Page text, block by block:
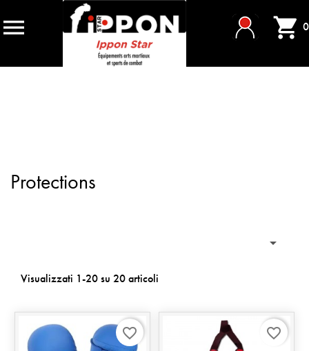
  0
Protections

Visualizzati 1-20 su 20 articoli
favorite_border favorite_border